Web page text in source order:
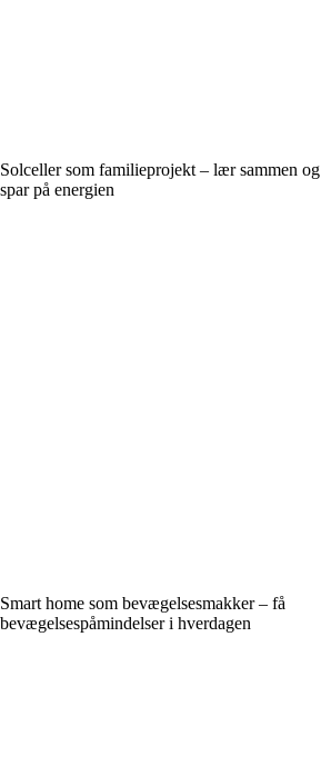
Solceller som familieprojekt – lær sammen og
spar på energien
Smart home som bevægelsesmakker – få
bevægelsespåmindelser i hverdagen